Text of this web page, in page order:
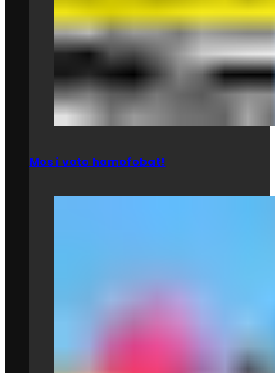
Mos i voto homofobat!